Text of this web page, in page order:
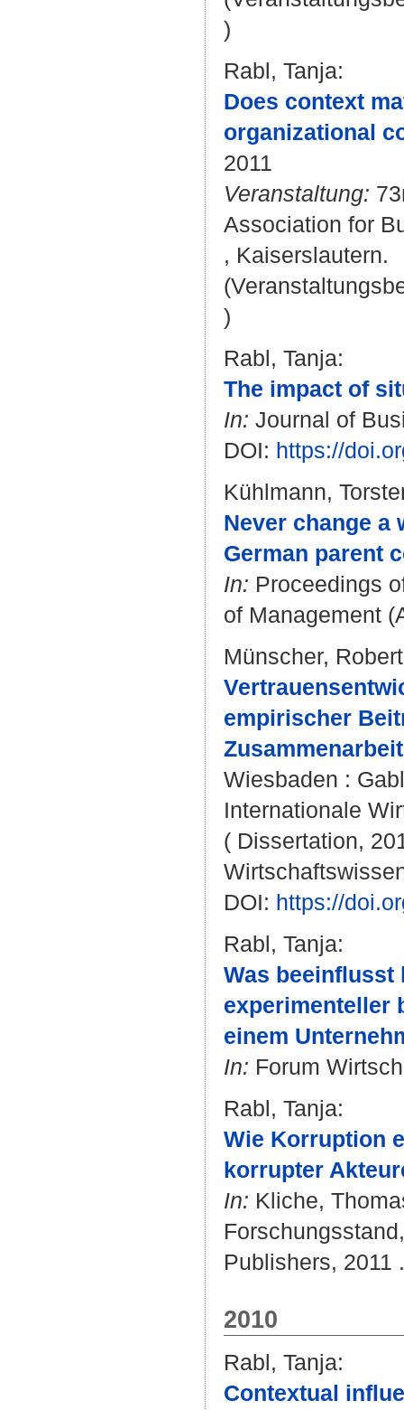
)
Rabl, Tanja:
Does context
organizational
2011
Veranstaltung:
Association for
, Kaiserslautern.
)
Rabl, Tanja:
The impact of
In: Journal of
DOI: https://
Kühlmann,
Never change a
German parent
In: Proceedings
of Management
Münscher, Robert
empirischer
Wiesbaden :
Internationale
( Dissertation,
DOI: https://
Rabl, Tanja:
Was beeinflusst
experimenteller
einem
In: Forum
Rabl, Tanja:
Wie Korruption
korrupter
In: Kliche,
Publishers, 2011
2010
Rabl, Tanja:
Contextual